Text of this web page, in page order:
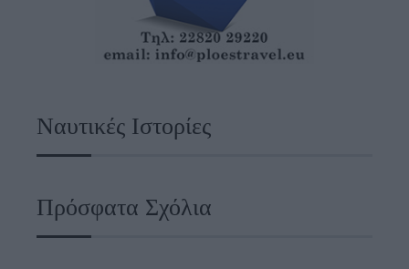
Ναυτικές Ιστορίες
Πρόσφατα Σχόλια